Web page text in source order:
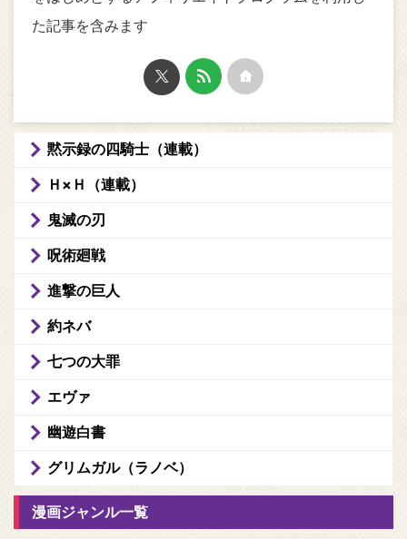
た記事を含みます
黙示録の四騎士（連載）
Ｈ×Ｈ（連載）
鬼滅の刃
呪術廻戦
進撃の巨人
約ネバ
七つの大罪
エヴァ
幽遊白書
グリムガル（ラノベ）
漫画ジャンル一覧